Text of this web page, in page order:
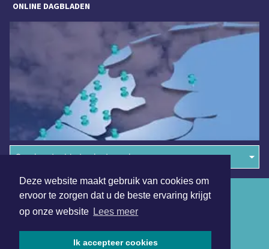
Deze website maakt gebruik van cookies om
ervoor te zorgen dat u de beste ervaring krijgt
op onze website Lees meer
Ik accepteer cookies
ONLINE DAGBLADEN
Overige dagbladen in de regio
Algemene voorwaarden
Disclaimer